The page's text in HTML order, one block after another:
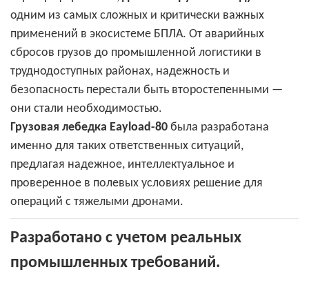
одним из самых сложных и критически важных
применений в экосистеме БПЛА. От аварийных
сбросов грузов до промышленной логистики в
труднодоступных районах, надежность и
безопасность перестали быть второстепенными —
они стали необходимостью.
Грузовая лебедка Eayload-80 была разработана
именно для таких ответственных ситуаций,
предлагая надежное, интеллектуальное и
проверенное в полевых условиях решение для
операций с тяжелыми дронами.
Разработано с учетом реальных
промышленных требований.